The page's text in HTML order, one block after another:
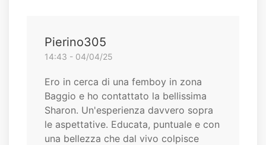
Pierino305
14:43 - 04/04/25
Ero in cerca di una femboy in zona
Baggio e ho contattato la bellissima
Sharon. Un'esperienza davvero sopra
le aspettative. Educata, puntuale e con
una bellezza che dal vivo colpisce